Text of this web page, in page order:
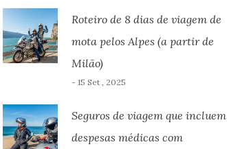
Roteiro de 8 dias de viagem de
mota pelos Alpes (a partir de
Milão)
- 15 Set , 2025
Seguros de viagem que incluem
despesas médicas com